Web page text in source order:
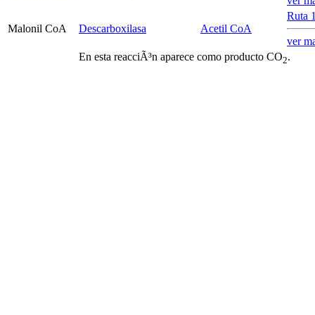
Malonil CoA Descarboxilasa Acetil CoA
Ruta
ver
En esta reacciÃ³n aparece como producto CO2.